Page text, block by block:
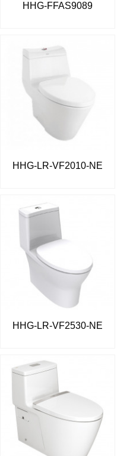
HHG-FFAS9089
HHG-LR-VF2010-NE
HHG-LR-VF2530-NE